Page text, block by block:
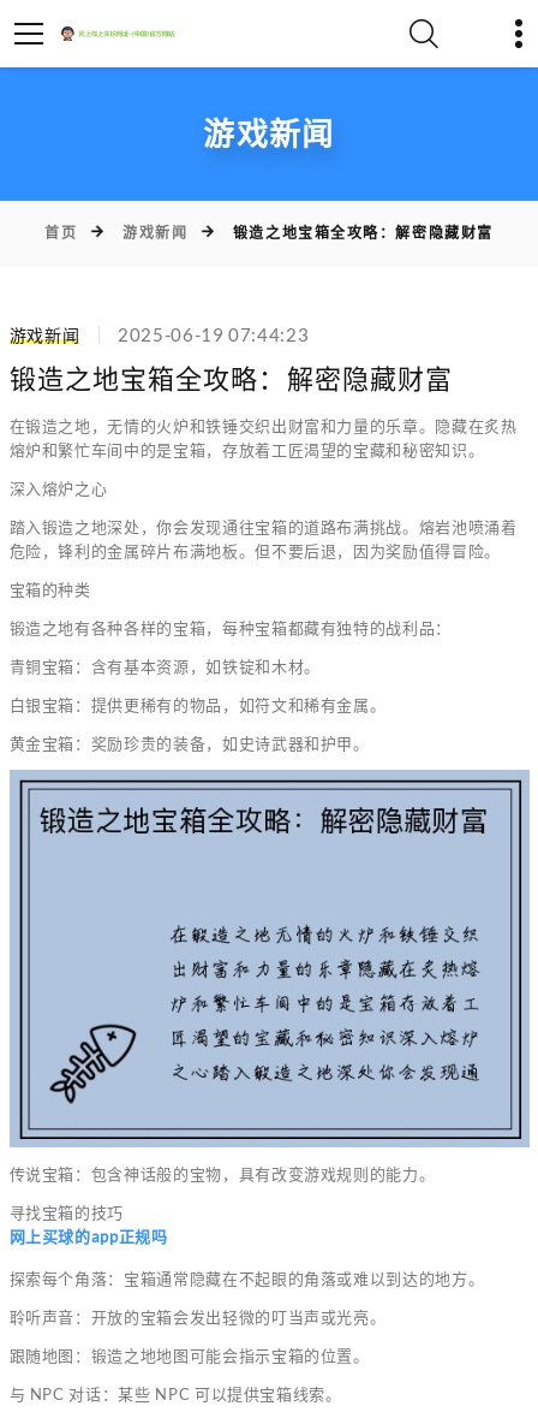
游戏新闻
首页 游戏新闻 锻造之地宝箱全攻略：解密隐藏财富
游戏新闻 2025-06-19 07:44:23
锻造之地宝箱全攻略：解密隐藏财富
在锻造之地，无情的火炉和铁锤交织出财富和力量的乐章。隐藏在炙热
熔炉和繁忙车间中的是宝箱，存放着工匠渴望的宝藏和秘密知识。
深入熔炉之心
踏入锻造之地深处，你会发现通往宝箱的道路布满挑战。熔岩池喷涌着
危险，锋利的金属碎片布满地板。但不要后退，因为奖励值得冒险。
宝箱的种类
锻造之地有各种各样的宝箱，每种宝箱都藏有独特的战利品：
青铜宝箱：含有基本资源，如铁锭和木材。
白银宝箱：提供更稀有的物品，如符文和稀有金属。
黄金宝箱：奖励珍贵的装备，如史诗武器和护甲。
传说宝箱：包含神话般的宝物，具有改变游戏规则的能力。
寻找宝箱的技巧
网上买球的app正规吗
探索每个角落：宝箱通常隐藏在不起眼的角落或难以到达的地方。
聆听声音：开放的宝箱会发出轻微的叮当声或光亮。
跟随地图：锻造之地地图可能会指示宝箱的位置。
与 NPC 对话：某些 NPC 可以提供宝箱线索。